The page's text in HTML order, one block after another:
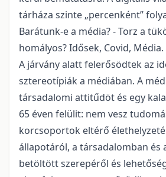
tárháza szinte „percenként”
Barátunk-e a média? - Torz a
homályos? Idősek, Covid, Média.
A járvány alatt felerősödtek az
sztereotípiák a médiában. A
társadalomi attitűdöt és egy
65 éven felülit: nem vesz
korcsoportok eltérő
állapotáról, a társadalomban és
betöltött szerepéről és